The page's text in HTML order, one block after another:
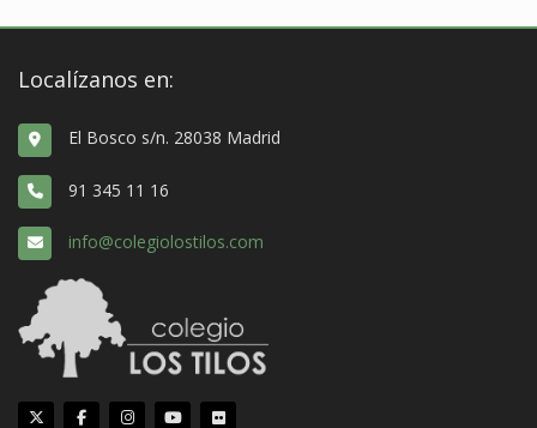
Localízanos en:
El Bosco s/n. 28038 Madrid
91 345 11 16
info@colegiolostilos.com